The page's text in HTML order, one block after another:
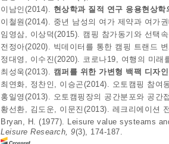
이남인(2014). 현상학과 질적 연구 응용현상학
이철원(2014). 중년 남성의 여가 제약과 여가
임영삼, 이상덕(2015). 캠핑 참가동기와 선택
전정아(2020). 빅데이터를 통한 캠핑 트랜드
정대영, 이수진(2020). 코로나19, 여행의 미래
최성욱(2013). 캠퍼를 위한 가변형 백팩 디자
최연화, 정찬인, 이승곤(2014). 오토캠핑 참여
홍일영(2013). 오토캠핑장의 공간분포와 공간
황선환, 김도운, 이문진(2013). 레크리에이션
Bryan, H. (1977). Leisure value systeams
Leisure Research, 9(3), 174-187.